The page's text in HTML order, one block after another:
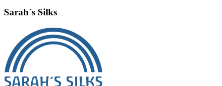
antal
Sarah´s Silks